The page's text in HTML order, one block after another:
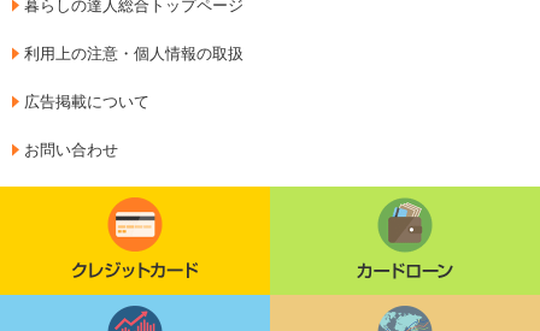
暮らしの達人総合トップページ
利用上の注意・個人情報の取扱
広告掲載について
お問い合わせ
クレジットカード カードローン
株・証券会社 FX